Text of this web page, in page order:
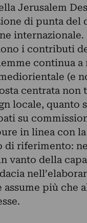
Jerusalem
di punta del
i contributi
continua a
(e
centrata non
locale, quanto
su
in linea con
riferimento:
vanto della
più che